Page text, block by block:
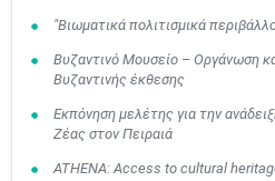
"Βιωματικά πολιτισμικά
Βυζαντινό Μουσείο – Οργάνωση
Βυζαντινής έκθεσης
Εκπόνηση μελέτης για την
Ζέας στον Πειραιά
ATHENA: Access to cultural